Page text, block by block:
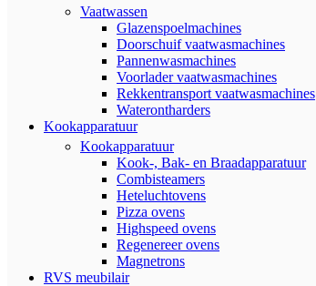
Vaatwassen
Glazenspoelmachines
Doorschuif vaatwasmachines
Pannenwasmachines
Voorlader vaatwasmachines
Rekkentransport vaatwasmachines
Waterontharders
Kookapparatuur
Kookapparatuur
Kook-, Bak- en Braadapparatuur
Combisteamers
Heteluchtovens
Pizza ovens
Highspeed ovens
Regenereer ovens
Magnetrons
RVS meubilair